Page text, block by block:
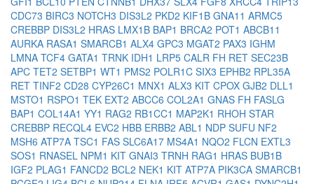
CDC73 BIRC3 NOTCH3 DIS3L2 PKD2 KIF1B GNA11 ARMC5
CREBBP DIS3L2 HRAS LMX1B BAP1 BRCA2 POT1 ABCB11
AURKA RASA1 SMARCB1 ALX4 GPC3 MGAT2 PAX3 IGHM
LMNA TCF4 GATA1 TRNK IDH1 LRP5 CALR FH RET SEC23B
APC TET2 SETBP1 WT1 PMS2 POLR1C SIX3 EPHB2 RPL35A
RET TINF2 CD28 CYP26C1 MNX1 ALX3 KIT CPOX GJB2 DLL1
MSTO1 RSPO1 TEK EXT2 ABCC6 COL2A1 GNAS FH FASLG
BAP1 COL14A1 YY1 RAG2 RB1CC1 MAP2K1 RHOH STAR
CREBBP RECQL4 EVC2 HBB ERBB2 ABL1 NDP SUFU NF2
MSH6 ATP7A TSC1 FAS SLC6A17 MS4A1 NQO2 FLCN EXTL3
SOS1 RNASEL NPM1 KIT GNAI3 TRNH RAG1 HRAS BUB1B
IGF2 PLAG1 FANCD2 BCL2 NEK1 KIT ATP7A PIK3CA SMARCB1